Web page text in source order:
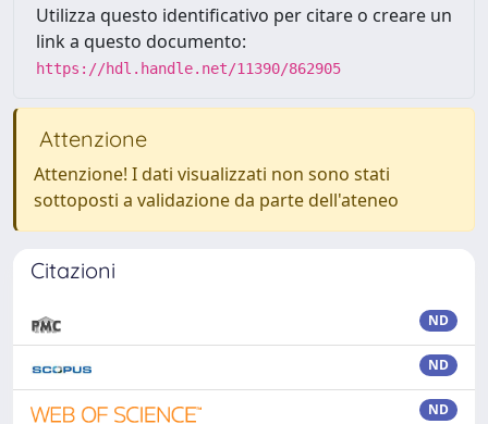
Utilizza questo identificativo per citare o creare un
link a questo documento:
https://hdl.handle.net/11390/862905
Attenzione
Attenzione! I dati visualizzati non sono stati
sottoposti a validazione da parte dell'ateneo
Citazioni
ND
ND
ND